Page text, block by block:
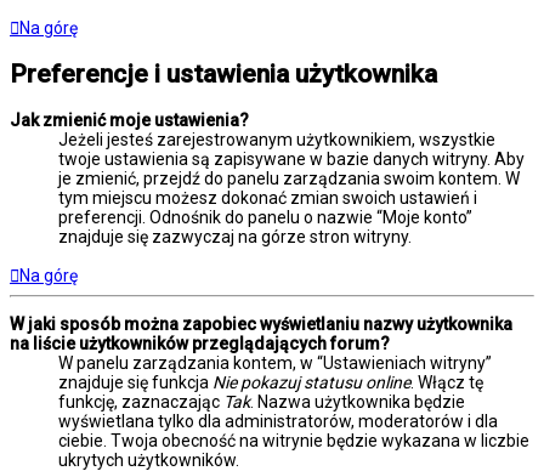
Na górę
Preferencje i ustawienia użytkownika
Jak zmienić moje ustawienia?
Jeżeli jesteś zarejestrowanym użytkownikiem, wszystkie
twoje ustawienia są zapisywane w bazie danych witryny. Aby
je zmienić, przejdź do panelu zarządzania swoim kontem. W
tym miejscu możesz dokonać zmian swoich ustawień i
preferencji. Odnośnik do panelu o nazwie “Moje konto”
znajduje się zazwyczaj na górze stron witryny.
Na górę
W jaki sposób można zapobiec wyświetlaniu nazwy użytkownika
na liście użytkowników przeglądających forum?
W panelu zarządzania kontem, w “Ustawieniach witryny”
znajduje się funkcja Nie pokazuj statusu online. Włącz tę
funkcję, zaznaczając Tak. Nazwa użytkownika będzie
wyświetlana tylko dla administratorów, moderatorów i dla
ciebie. Twoja obecność na witrynie będzie wykazana w liczbie
ukrytych użytkowników.